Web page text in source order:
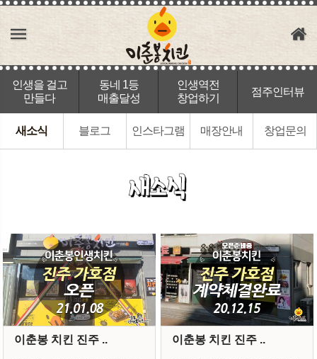
인생을 걸고
만들다
동네 1등
매출달성
인생역전
창업하기
점주인터뷰
새소식 블로그 인스타그램 매장안내 창업문의
이춘봉 치킨 진주 .. 이춘봉 치킨 진주 ..